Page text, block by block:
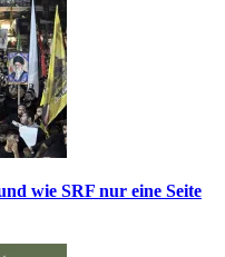
wie SRF nur eine Seite